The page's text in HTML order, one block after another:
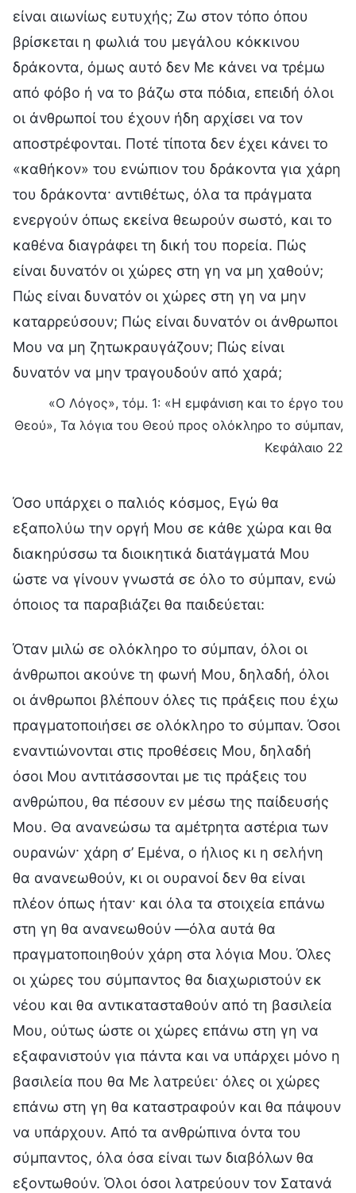
είναι αιωνίως ευτυχής; Ζω στον τόπο όπου
βρίσκεται η φωλιά του μεγάλου κόκκινου
δράκοντα, όμως αυτό δεν Με κάνει να τρέμω
από φόβο ή να το βάζω στα πόδια, επειδή όλοι
οι άνθρωποί του έχουν ήδη αρχίσει να τον
αποστρέφονται. Ποτέ τίποτα δεν έχει κάνει το
«καθήκον» του ενώπιον του δράκοντα για χάρη
του δράκοντα· αντιθέτως, όλα τα πράγματα
ενεργούν όπως εκείνα θεωρούν σωστό, και το
καθένα διαγράφει τη δική του πορεία. Πώς
είναι δυνατόν οι χώρες στη γη να μη χαθούν;
Πώς είναι δυνατόν οι χώρες στη γη να μην
καταρρεύσουν; Πώς είναι δυνατόν οι άνθρωποι
Μου να μη ζητωκραυγάζουν; Πώς είναι
δυνατόν να μην τραγουδούν από χαρά;
«Ο Λόγος», τόμ. 1: «Η εμφάνιση και το έργο του
Θεού», Τα λόγια του Θεού προς ολόκληρο το σύμπαν,
Κεφάλαιο 22
Όσο υπάρχει ο παλιός κόσμος, Εγώ θα
εξαπολύω την οργή Μου σε κάθε χώρα και θα
διακηρύσσω τα διοικητικά διατάγματά Μου
ώστε να γίνουν γνωστά σε όλο το σύμπαν, ενώ
όποιος τα παραβιάζει θα παιδεύεται:
Όταν μιλώ σε ολόκληρο το σύμπαν, όλοι οι
άνθρωποι ακούνε τη φωνή Μου, δηλαδή, όλοι
οι άνθρωποι βλέπουν όλες τις πράξεις που έχω
πραγματοποιήσει σε ολόκληρο το σύμπαν. Όσοι
εναντιώνονται στις προθέσεις Μου, δηλαδή
όσοι Μου αντιτάσσονται με τις πράξεις του
ανθρώπου, θα πέσουν εν μέσω της παίδευσής
Μου. Θα ανανεώσω τα αμέτρητα αστέρια των
ουρανών· χάρη σ’ Εμένα, ο ήλιος κι η σελήνη
θα ανανεωθούν, κι οι ουρανοί δεν θα είναι
πλέον όπως ήταν· και όλα τα στοιχεία επάνω
στη γη θα ανανεωθούν —όλα αυτά θα
πραγματοποιηθούν χάρη στα λόγια Μου. Όλες
οι χώρες του σύμπαντος θα διαχωριστούν εκ
νέου και θα αντικατασταθούν από τη βασιλεία
Μου, ούτως ώστε οι χώρες επάνω στη γη να
εξαφανιστούν για πάντα και να υπάρχει μόνο η
βασιλεία που θα Με λατρεύει· όλες οι χώρες
επάνω στη γη θα καταστραφούν και θα πάψουν
να υπάρχουν. Από τα ανθρώπινα όντα του
σύμπαντος, όλα όσα είναι των διαβόλων θα
εξοντωθούν. Όλοι όσοι λατρεύουν τον Σατανά